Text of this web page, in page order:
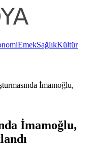
EmekSağlıkKültür
İmamoğlu,
İmamoğlu,